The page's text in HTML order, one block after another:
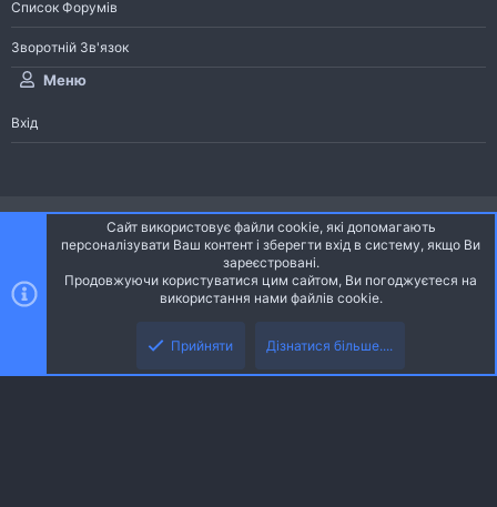
Список Форумів
Зворотній Зв'язок
Меню
Вхід
Ніч
Українська (UA)
S
Community platform by XenForo® © 2010-2026 XenForo Ltd.
Community platform by XenForo © 2010-2022 XenForo Ltd. | dev: Pages
Сайт використовує файли cookie, які допомагають
персоналізувати Ваш контент і зберегти вхід в систему, якщо Ви
зареєстровані.
Продовжуючи користуватися цим сайтом, Ви погоджуєтеся на
використання нами файлів cookie.
Прийняти Дізнатися більше....